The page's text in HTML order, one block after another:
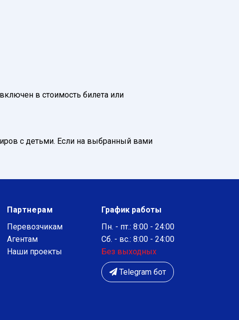
в стоимость билета или
с детьми. Если на выбранный вами
Партнерам
Перевозчикам
Агентам
Наши проекты
График работы
Пн. - пт.: 8:00 - 24:00
Сб. - вс.: 8:00 - 24:00
Без выходных
Telegram бот